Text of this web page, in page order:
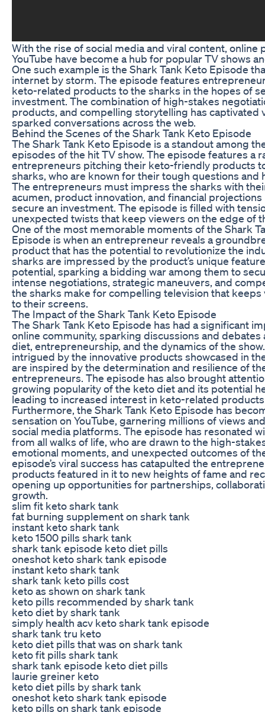
With the rise of social media and viral content, online
YouTube have become a hub for popular TV shows
One such example is the Shark Tank Keto Episode
internet by storm. The episode features
keto-related products to the sharks in the hopes of
investment. The combination of high-stakes
products, and compelling storytelling has captivated
sparked conversations across the web.
Behind the Scenes of the Shark Tank Keto Episode
The Shark Tank Keto Episode is a standout among
episodes of the hit TV show. The episode features a
entrepreneurs pitching their keto-friendly products
sharks, who are known for their tough questions and
The entrepreneurs must impress the sharks with
acumen, product innovation, and financial
secure an investment. The episode is filled with
unexpected twists that keep viewers on the edge of
One of the most memorable moments of the Shark
Episode is when an entrepreneur reveals a
product that has the potential to revolutionize the
sharks are impressed by the product’s unique
potential, sparking a bidding war among them to
intense negotiations, strategic maneuvers, and
the sharks make for compelling television that
to their screens.
The Impact of the Shark Tank Keto Episode
The Shark Tank Keto Episode has had a significant
online community, sparking discussions and debates
diet, entrepreneurship, and the dynamics of the
intrigued by the innovative products showcased in
are inspired by the determination and resilience of
entrepreneurs. The episode has also brought
growing popularity of the keto diet and its potential
leading to increased interest in keto-related
Furthermore, the Shark Tank Keto Episode has
sensation on YouTube, garnering millions of views
social media platforms. The episode has resonated
from all walks of life, who are drawn to the high-
emotional moments, and unexpected outcomes of
episode’s viral success has catapulted the
products featured in it to new heights of fame and
opening up opportunities for partnerships,
growth.
slim fit keto shark tank
fat burning supplement on shark tank
instant keto shark tank
keto 1500 pills shark tank
shark tank episode keto diet pills
oneshot keto shark tank episode
instant keto shark tank
shark tank keto pills cost
keto as shown on shark tank
keto pills recommended by shark tank
keto diet by shark tank
simply health acv keto shark tank episode
shark tank tru keto
keto diet pills that was on shark tank
keto fit pills shark tank
shark tank episode keto diet pills
laurie greiner keto
keto diet pills by shark tank
oneshot keto shark tank episode
keto pills on shark tank episode